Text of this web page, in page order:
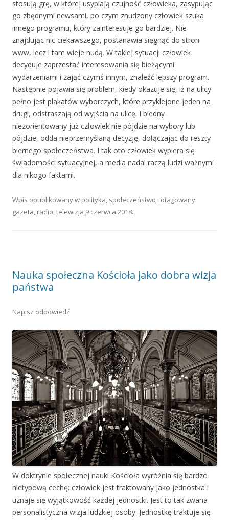
stosują grę, w której usypiają czujność człowieka, zasypując
go zbędnymi newsami, po czym znudzony człowiek szuka
innego programu, który zainteresuje go bardziej. Nie
znajdując nic ciekawszego, postanawia sięgnąć do stron
www, lecz i tam wieje nudą. W takiej sytuacji człowiek
decyduje zaprzestać interesowania się bieżącymi
wydarzeniami i zająć czymś innym, znaleźć lepszy program.
Następnie pojawia się problem, kiedy okazuje się, iż na ulicy
pełno jest plakatów wyborczych, które przyklejone jeden na
drugi, odstraszają od wyjścia na ulicę. I biedny
niezorientowany już człowiek nie pójdzie na wybory lub
pójdzie, odda nieprzemyślaną decyzję, dołączając do reszty
biernego społeczeństwa. I tak oto człowiek wypiera się
świadomości sytuacyjnej, a media nadal raczą ludzi ważnymi
dla nikogo faktami.
Wpis opublikowany w polityka, społeczeństwo i otagowany
gazeta, radio,telewizja 9 czerwca 2018.
Nauka społeczna Kościoła jako dobra wizja
państwa
Napisz odpowiedź
W doktrynie społecznej nauki Kościoła wyróżnia się bardzo
nietypową cechę: człowiek jest traktowany jako jednostka i
uznaje się wyjątkowość każdej jednostki. Jest to tak zwana
personalistyczna wizja ludzkiej osoby. Jednostkę traktuje się